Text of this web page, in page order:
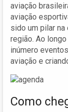
aviação
aviação
sido um pilar na
região. Ao
inúmero
aviação e
Como